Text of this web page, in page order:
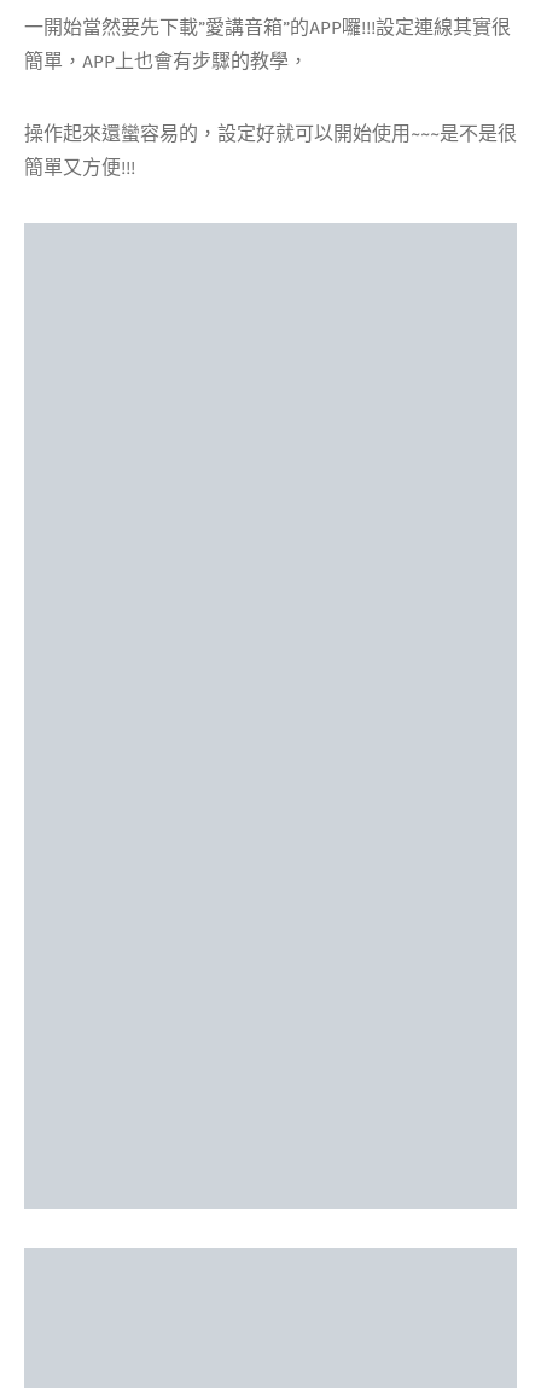
一開始當然要先下載”愛講音箱”的APP囉!!!設定連線其實很
簡單，APP上也會有步驟的教學，
操作起來還蠻容易的，設定好就可以開始使用~~~是不是很
簡單又方便!!!